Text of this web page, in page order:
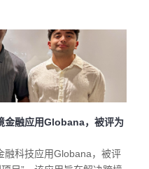
金融应用Globana，被评为
融科技应用Globana，被评